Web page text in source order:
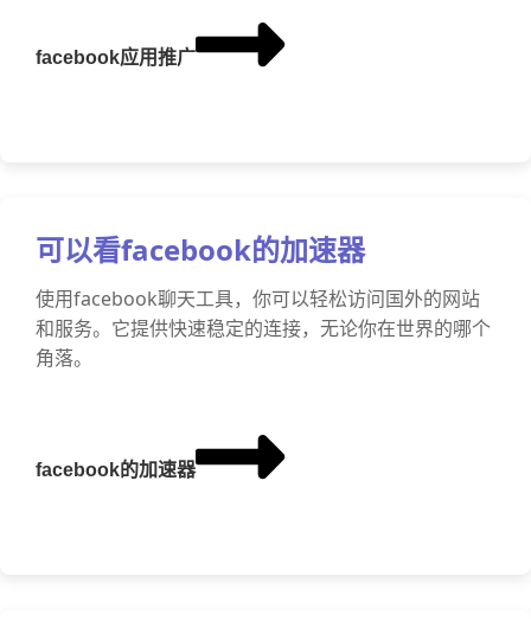
facebook应用推广
可以看facebook的加速器
使用facebook聊天工具，你可以轻松访问国外的网站
和服务。它提供快速稳定的连接，无论你在世界的哪个
角落。
facebook的加速器